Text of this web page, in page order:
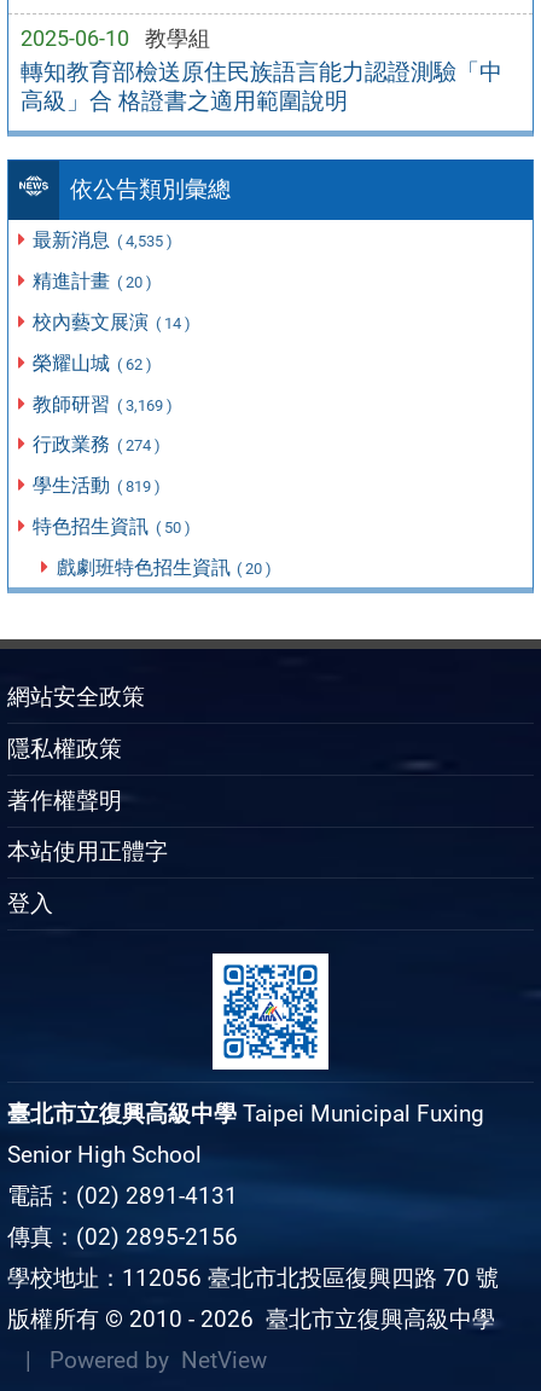
2025-06-10 教學組
轉知教育部檢送原住民族語言能力認證測驗「中
高級」合 格證書之適用範圍說明
依公告類別彙總
最新消息 ( 4,535 )
精進計畫 ( 20 )
校內藝文展演 ( 14 )
榮耀山城 ( 62 )
教師研習 ( 3,169 )
行政業務 ( 274 )
學生活動 ( 819 )
特色招生資訊 ( 50 )
戲劇班特色招生資訊 ( 20 )
網站安全政策
隱私權政策
著作權聲明
本站使用正體字
登入
臺北市立復興高級中學 Taipei Municipal Fuxing
Senior High School
電話：(02) 2891-4131
傳真：(02) 2895-2156
學校地址：112056 臺北市北投區復興四路 70 號
版權所有 © 2010 - 2026 臺北市立復興高級中學
| Powered by NetView